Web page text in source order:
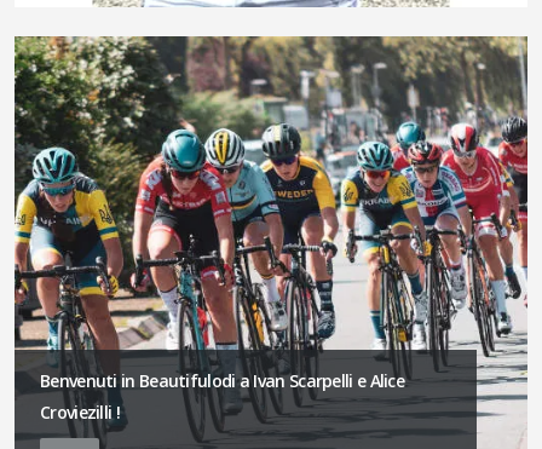
Benvenuti in Beautifulodi a Ivan Scarpelli e Alice
Croviezilli !